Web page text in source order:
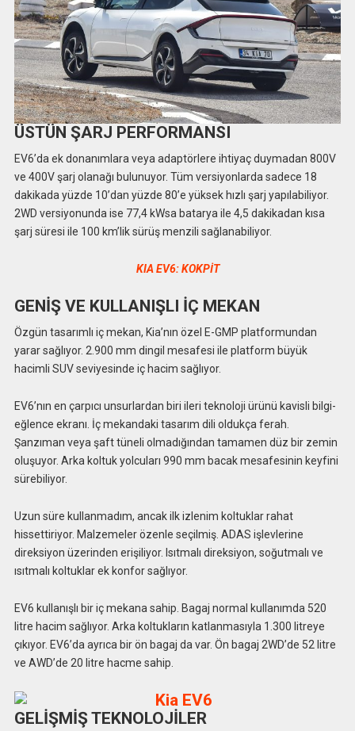
ÜSTÜN ŞARJ PERFORMANSI
EV6’da ek donanımlara veya adaptörlere ihtiyaç duymadan 800V
ve 400V şarj olanağı bulunuyor. Tüm versiyonlarda sadece 18
dakikada yüzde 10’dan yüzde 80’e yüksek hızlı şarj yapılabiliyor.
2WD versiyonunda ise 77,4 kWsa batarya ile 4,5 dakikadan kısa
şarj süresi ile 100 km’lik sürüş menzili sağlanabiliyor.
KIA EV6: KOKPİT
GENİŞ VE KULLANIŞLI İÇ MEKAN
Özgün tasarımlı iç mekan, Kia’nın özel E-GMP platformundan
yarar sağlıyor. 2.900 mm dingil mesafesi ile platform büyük
hacimli SUV seviyesinde iç hacim sağlıyor.
EV6’nın en çarpıcı unsurlardan biri ileri teknoloji ürünü kavisli bilgi-
eğlence ekranı. İç mekandaki tasarım dili oldukça ferah.
Şanzıman veya şaft tüneli olmadığından tamamen düz bir zemin
oluşuyor. Arka koltuk yolcuları 990 mm bacak mesafesinin keyfini
sürebiliyor.
Uzun süre kullanmadım, ancak ilk izlenim koltuklar rahat
hissettiriyor. Malzemeler özenle seçilmiş. ADAS işlevlerine
direksiyon üzerinden erişiliyor. Isıtmalı direksiyon, soğutmalı ve
ısıtmalı koltuklar ek konfor sağlıyor.
EV6 kullanışlı bir iç mekana sahip. Bagaj normal kullanımda 520
litre hacim sağlıyor. Arka koltukların katlanmasıyla 1.300 litreye
çıkıyor. EV6’da ayrıca bir ön bagaj da var. Ön bagaj 2WD’de 52 litre
ve AWD’de 20 litre hacme sahip.
GELİŞMİŞ TEKNOLOJİLER